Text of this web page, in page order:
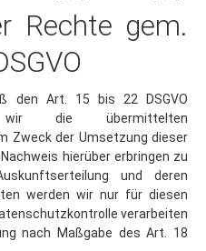
wir die übermittelten
Zweck der Umsetzung dieser
hierüber erbringen zu
und deren
werden wir nur für diesen
verarbeiten
nach Maßgabe des Art. 18